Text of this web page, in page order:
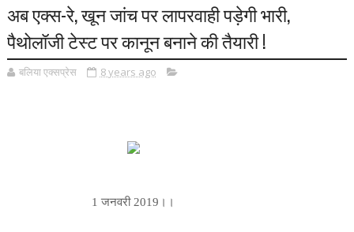
अब एक्स-रे, खून जांच पर लापरवाही पड़ेगी भारी,
पैथोलॉजी टेस्ट पर कानून बनाने की तैयारी !
बलिया एक्सप्रेस 8 years ago
1 जनवरी 2019।।